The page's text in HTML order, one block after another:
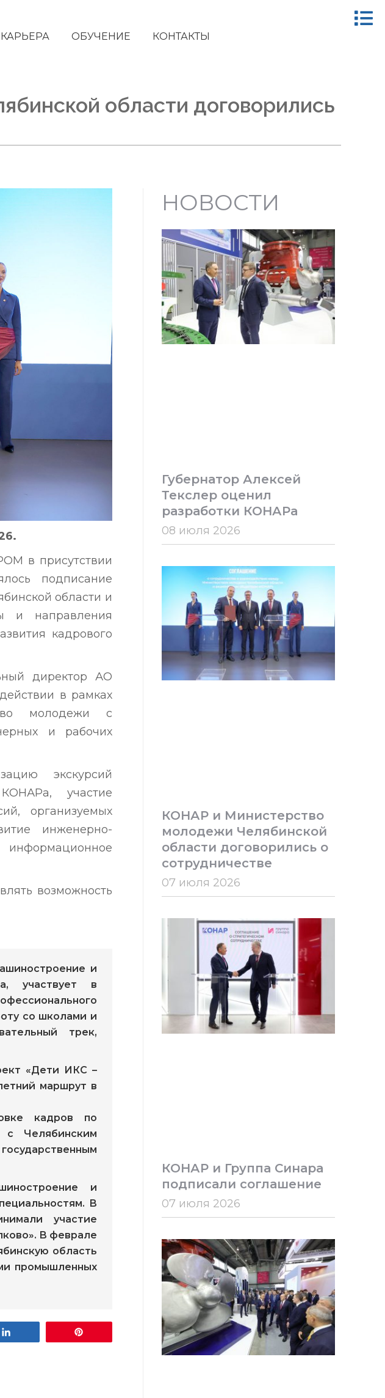
КАРЬЕРА ОБУЧЕНИЕ КОНТАКТЫ
области договорились
в присутствии
подписание
области и
и направления
кадрового
директор АО
в рамках
молодежи с
и рабочих
экскурсий
участие
организуемых
инженерно-
информационное
возможность
и
участвует в
со школами и
трек,
«Дети ИКС –
маршрут в
кадров по
с Челябинским
и
В
участие
В феврале
область
промышленных
НОВОСТИ
Губернатор Алексей
Текслер оценил
разработки КОНАРа
08 июля 2026
КОНАР и Министерство
молодежи Челябинской
области договорились о
сотрудничестве
07 июля 2026
КОНАР и Группа Синара
подписали соглашение
07 июля 2026